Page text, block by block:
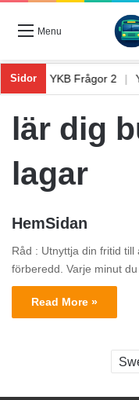
Menu
Sidor
1 YKB Frågor 2
lär dig
lagar
HemSidan
Råd : Utnyttja din fritid
förberedd. Varje minut
Read More »